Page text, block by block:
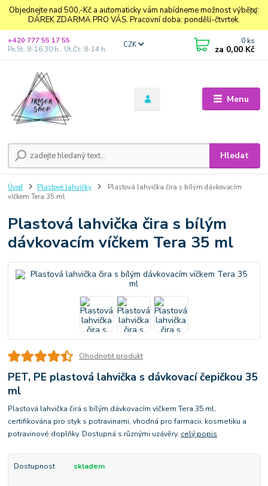
Objednejte nad 500,-Kč a automaticky vám nabídneme možnost výběru:
DÁREK ZDARMA PRO VÁS. Pracovní doba: pondělí-čtvrtek.
Menu
CZK
Hledat
+420 777 55 17 55
Po,St: 8-16.30 h., Út,Čt: 8-14 h.
0 ks
za 0,00 Kč
Úvod Plastové lahvičky
Plastová lahvička čira s bílým dávkovacím
víčkem Tera 35 ml
Plastová lahvička čira s bílým
dávkovacím víčkem Tera 35 ml
Ohodnotit produkt
PET, PE plastová lahvička s dávkovací čepičkou 35
ml
Plastová lahvička čirá s bílým dávkovacím víčkem Tera 35 ml,
certifikována pro styk s potravinami, vhodná pro farmacii, kosmetiku a
potravinové doplňky. Dostupná s různými uzávěry. celý popis
Dostupnost skladem